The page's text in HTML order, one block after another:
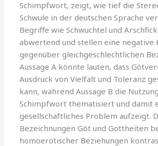
Schimpfwort, zeigt, wie tief die
Schwule in der deutschen Sprache
Begriffe wie Schwuchtel und
abwertend und stellen eine negative
gegenüber gleichgeschlechtlichen
Aussage A könnte lauten, dass
Ausdruck von Vielfalt und Toleranz
kann, während Aussage B die
Schimpfwort thematisiert und damit
gesellschaftliches Problem aufzeigt.
Bezeichnungen Göt und Gottheiten
homoerotischer Beziehungen